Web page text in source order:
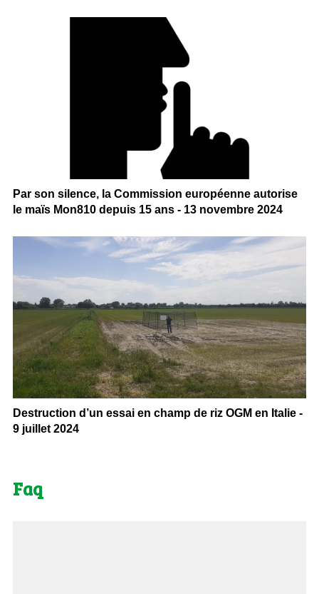
Par son silence, la Commission européenne autorise
le maïs Mon810 depuis 15 ans - 13 novembre 2024
Destruction d’un essai en champ de riz OGM en Italie -
9 juillet 2024
Faq